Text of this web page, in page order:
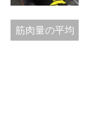
筋肉量の平均